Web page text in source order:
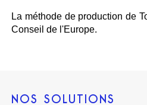
La méthode de production de
Conseil de l'Europe.
NOS SOLUTIONS